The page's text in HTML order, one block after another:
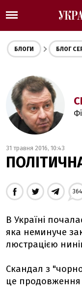
БЛОГИ БЛОГ
31 травня 2016, 10:43
364
В Україні
яка неминуче
люстрацією
Скандал з
це продовження